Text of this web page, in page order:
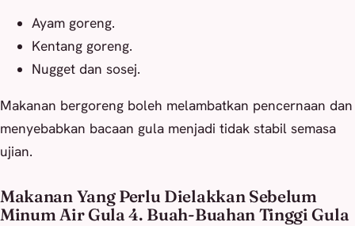
Ayam goreng.
Kentang goreng.
Nugget dan sosej.
Makanan bergoreng boleh melambatkan pencernaan dan
menyebabkan bacaan gula menjadi tidak stabil semasa
ujian.
Makanan Yang Perlu Dielakkan Sebelum
Minum Air Gula 4. Buah-Buahan Tinggi Gula